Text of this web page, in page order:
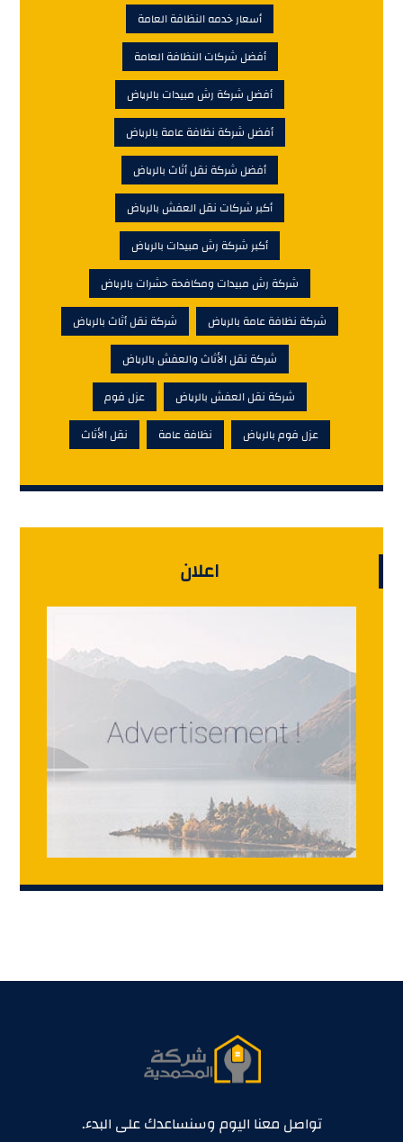
أسعار خدمه النظافة العامة
أفضل شركات النظافة العامة
أفضل شركة رش مبيدات بالرياض
أفضل شركة نظافة عامة بالرياض
أفضل شركة نقل أثاث بالرياض
أكبر شركات نقل العفش بالرياض
أكبر شركة رش مبيدات بالرياض
شركة رش مبيدات ومكافحة حشرات بالرياض
شركة نظافة عامة بالرياض
شركة نقل أثاث بالرياض
شركة نقل الأثاث والعفش بالرياض
شركة نقل العفش بالرياض
عزل فوم
عزل فوم بالرياض
نظافة عامة نقل الأثاث
اعلان
تواصل معنا اليوم وسنساعدك على البدء.